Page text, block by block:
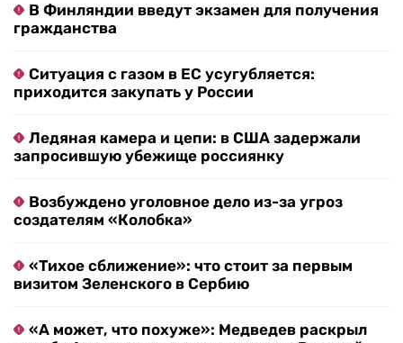
В Финляндии введут экзамен для получения
гражданства
Ситуация с газом в ЕС усугубляется:
приходится закупать у России
Ледяная камера и цепи: в США задержали
запросившую убежище россиянку
Возбуждено уголовное дело из-за угроз
создателям «Колобка»
«Тихое сближение»: что стоит за первым
визитом Зеленского в Сербию
«А может, что похуже»: Медведев раскрыл